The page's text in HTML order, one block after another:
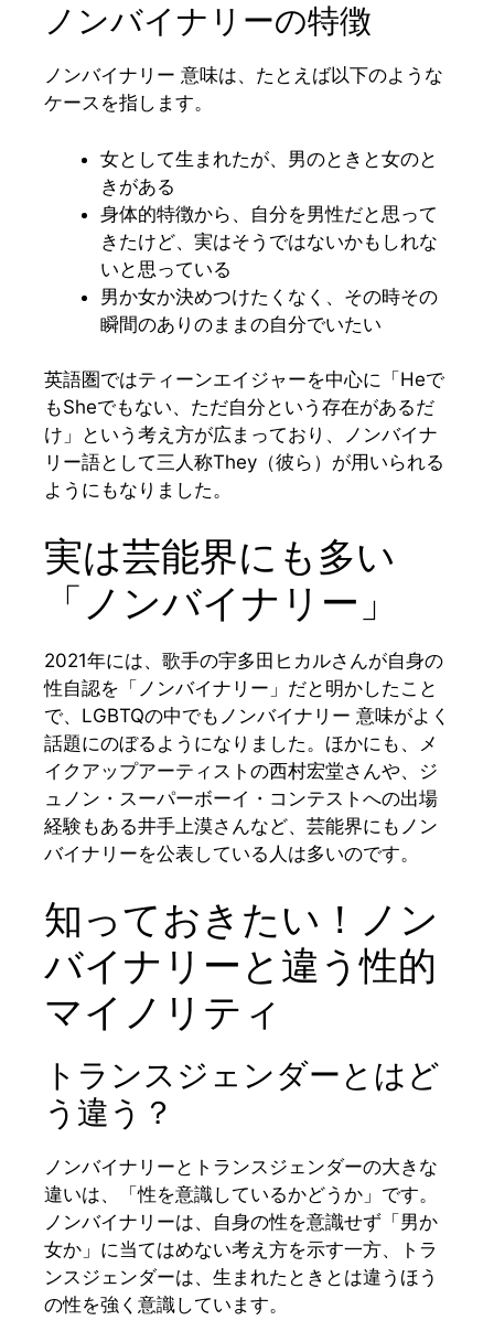
ノンバイナリーの特徴
ノンバイナリー 意味は、たとえば以下のような
ケースを指します。
女として生まれたが、男のときと女のと
きがある
身体的特徴から、自分を男性だと思って
きたけど、実はそうではないかもしれな
いと思っている
男か女か決めつけたくなく、その時その
瞬間のありのままの自分でいたい
英語圏ではティーンエイジャーを中心に「Heで
もSheでもない、ただ自分という存在があるだ
け」という考え方が広まっており、ノンバイナ
リー語として三人称They（彼ら）が用いられる
ようにもなりました。
実は芸能界にも多い
「ノンバイナリー」
2021年には、歌手の宇多田ヒカルさんが自身の
性自認を「ノンバイナリー」だと明かしたこと
で、LGBTQの中でもノンバイナリー 意味がよく
話題にのぼるようになりました。ほかにも、メ
イクアップアーティストの西村宏堂さんや、ジ
ュノン・スーパーボーイ・コンテストへの出場
経験もある井手上漠さんなど、芸能界にもノン
バイナリーを公表している人は多いのです。
知っておきたい！ノン
バイナリーと違う性的
マイノリティ
トランスジェンダーとはど
う違う？
ノンバイナリーとトランスジェンダーの大きな
違いは、「性を意識しているかどうか」です。
ノンバイナリーは、自身の性を意識せず「男か
女か」に当てはめない考え方を示す一方、トラ
ンスジェンダーは、生まれたときとは違うほう
の性を強く意識しています。